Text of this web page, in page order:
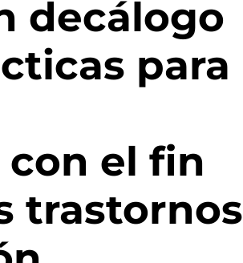
decálogo
para
el fin
trastornos